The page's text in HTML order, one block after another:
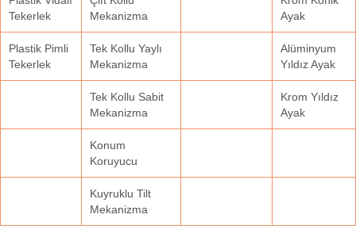
Tekerlek
Mekanizma
Ayak
Plastik Pimli
Tekerlek
Tek Kollu Yaylı
Mekanizma
Alüminyum
Yıldız Ayak
Tek Kollu Sabit
Mekanizma
Krom Yıldız
Ayak
Konum
Koruyucu
Kuyruklu Tilt
Mekanizma